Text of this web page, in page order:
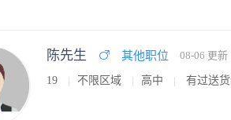
陈先生 其他职位 08-06 更新
19 不限区域 高中 有过送